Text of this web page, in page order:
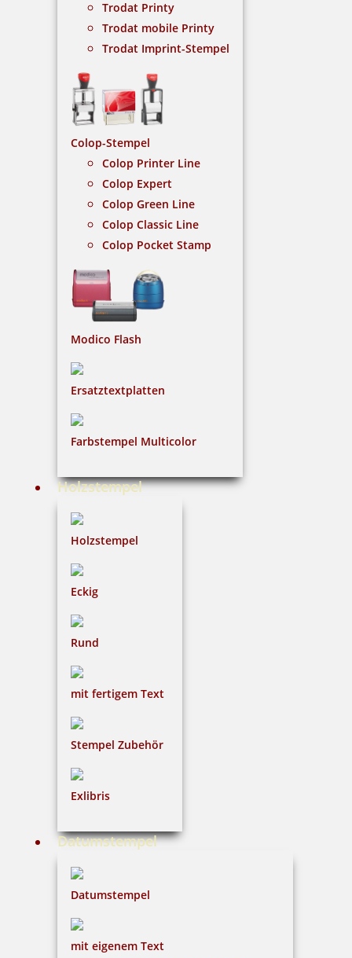
Trodat Printy
Trodat mobile Printy
Trodat Imprint-Stempel
Colop-Stempel
Colop Printer Line
Colop Expert
Colop Green Line
Colop Classic Line
Colop Pocket Stamp
Modico Flash
Ersatztextplatten
Farbstempel Multicolor
Holzstempel
Holzstempel
Eckig
Rund
mit fertigem Text
Stempel Zubehör
Exlibris
Datumstempel
Datumstempel
mit eigenem Text
NACH WUNSCHSTEMPEL FILTERN
€-
€+
5 Artikel in der Kategorie
Heri Styling Classic 821 Stempelkugelschreiber 35x6 mm
41,33 €
Heri Classic G Light 6422 Stempelkugelschreiber 34x8 mm (für
Jetzt gestalten
Heri Classic G Light 6431 Stempelkugelschreiber 34x8 mm (für
33,24 €